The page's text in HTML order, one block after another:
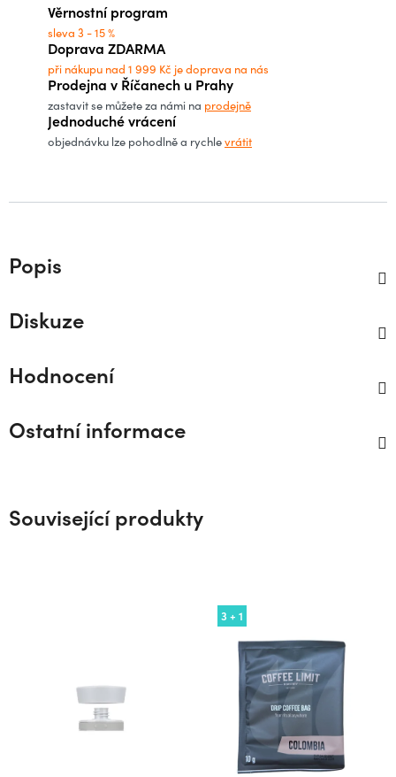
Věrnostní program
sleva 3 - 15 %
Doprava ZDARMA
při nákupu nad 1 999 Kč je doprava na nás
Prodejna v Říčanech u Prahy
zastavit se můžete za námi na prodejně
Jednoduché vrácení
objednávku lze pohodlně a rychlevrátit
Popis
Diskuze
Hodnocení
Ostatní informace
Související produkty
3 + 1